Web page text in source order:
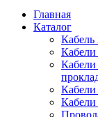
Главная
Каталог
Кабель
Кабели
Кабели
Кабели
Кабели